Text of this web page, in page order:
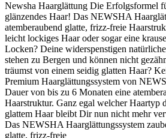
Newsha Haarglättung Die Erfolgsformel
glänzendes Haar! Das NEWSHA
atemberaubend glatte, frizz-freie
leicht lockiges Haar oder sogar eine
Locken? Deine widerspenstigen
stehen zu Bergen und können nicht
träumst von einem seidig glatten Haar?
Premium Haarglättungssystem von
Dauer von bis zu 6 Monaten eine
Haarstruktur. Ganz egal welcher Haartyp
glattem Haar bleibt Dir nun nicht mehr
Das NEWSHA Haarglättungssystem
glatte, frizz-freie